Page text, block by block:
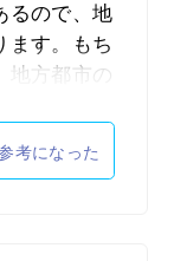
るので、地
ます。もち
地方都市の
とができ
考になった